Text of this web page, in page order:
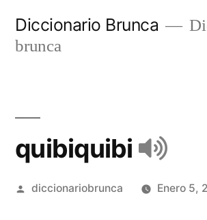
Diccionario Brunca
brunca
quibiquibi
diccionariobrunca Enero 5,